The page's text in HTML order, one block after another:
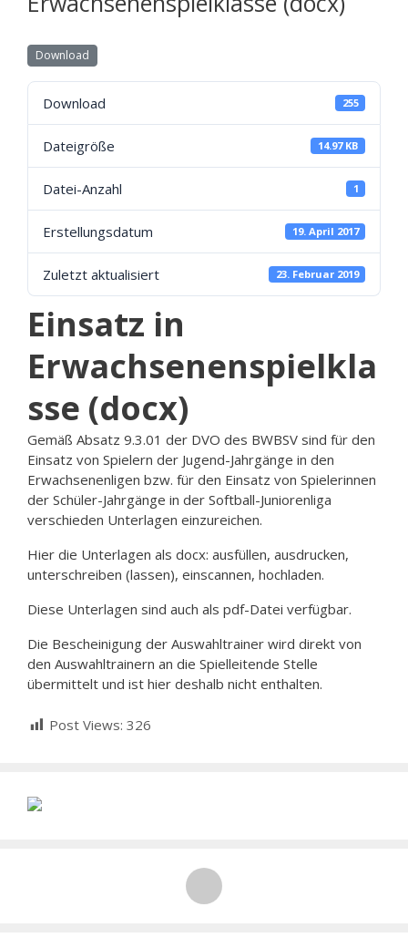
Download
Download 255
Dateigröße 14.97 KB
Datei-Anzahl 1
Erstellungsdatum 19. April 2017
Zuletzt aktualisiert 23. Februar 2019
Einsatz in
Erwachsenenspielkla
sse (docx)
Gemäß Absatz 9.3.01 der DVO des BWBSV sind für den
Einsatz von Spielern der Jugend-Jahrgänge in den
Erwachsenenligen bzw. für den Einsatz von Spielerinnen
der Schüler-Jahrgänge in der Softball-Juniorenliga
verschieden Unterlagen einzureichen.
Hier die Unterlagen als docx: ausfüllen, ausdrucken,
unterschreiben (lassen), einscannen, hochladen.
Diese Unterlagen sind auch als pdf-Datei verfügbar.
Die Bescheinigung der Auswahltrainer wird direkt von
den Auswahltrainern an die Spielleitende Stelle
übermittelt und ist hier deshalb nicht enthalten.
Post Views: 326